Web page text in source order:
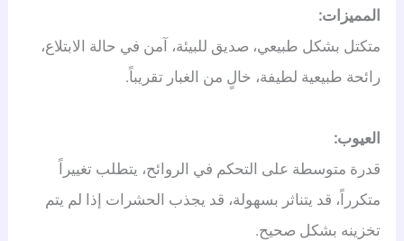
المميزات:
متكتل بشكل طبيعي، صديق للبيئة، آمن في حالة الابتلاع،
رائحة طبيعية لطيفة، خالٍ من الغبار تقريباً.
العيوب:
قدرة متوسطة على التحكم في الروائح، يتطلب تغييراً
متكرراً، قد يتناثر بسهولة، قد يجذب الحشرات إذا لم يتم
تخزينه بشكل صحيح.